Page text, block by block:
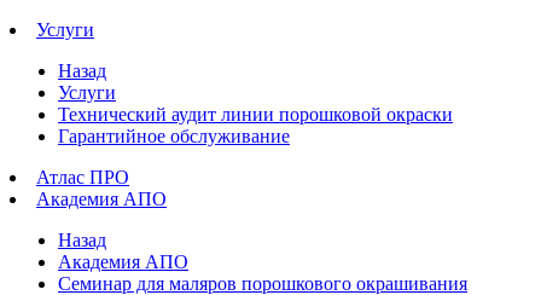
Услуги
Назад
Услуги
Технический аудит линии порошковой окраски
Гарантийное обслуживание
Атлас ПРО
Академия АПО
Назад
Академия АПО
Семинар для маляров порошкового окрашивания